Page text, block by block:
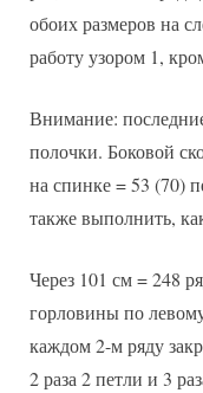
обоих размеров на
работу узором 1,
Внимание:
полочки. Боковой
на спинке = 53 (70)
также выполнить,
Через 101 см = 248
горловины по
каждом 2-м ряду
2 раза 2 петли и 3